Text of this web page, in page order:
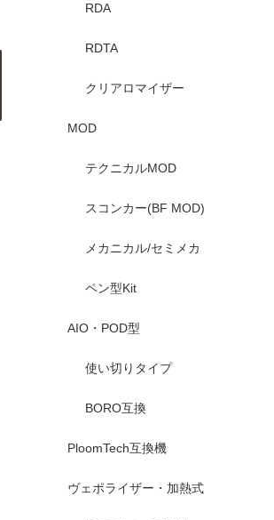
RDA
RDTA
クリアロマイザー
MOD
テクニカルMOD
スコンカー(BF MOD)
メカニカル/セミメカ
ペン型Kit
AIO・POD型
使い切りタイプ
BORO互換
PloomTech互換機
ヴェポライザー・加熱式